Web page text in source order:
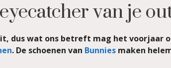
van je
dus wat ons betreft mag het voorjaar
. De schoenen van Bunnies maken